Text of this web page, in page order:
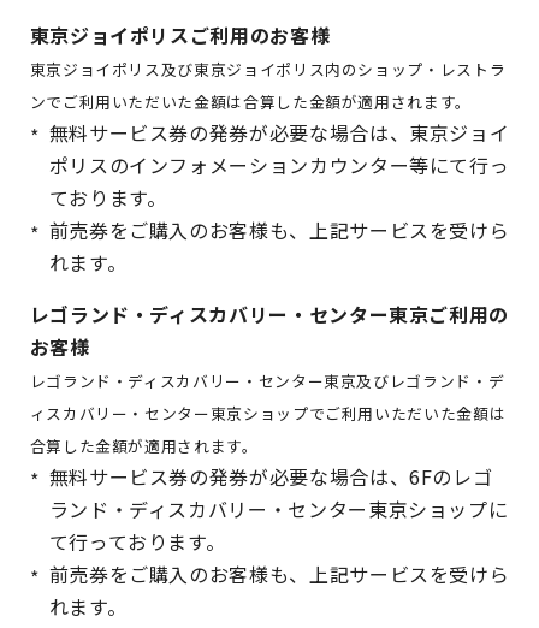
東京ジョイポリスご利用のお客様
東京ジョイポリス及び東京ジョイポリス内のショップ・レストラ
ンでご利用いただいた金額は合算した金額が適用されます。
無料サービス券の発券が必要な場合は、東京ジョイ
ポリスのインフォメーションカウンター等にて行っ
ております。
前売券をご購入のお客様も、上記サービスを受けら
れます。
レゴランド・ディスカバリー・センター東京ご利用の
お客様
レゴランド・ディスカバリー・センター東京及びレゴランド・デ
ィスカバリー・センター東京ショップでご利用いただいた金額は
合算した金額が適用されます。
無料サービス券の発券が必要な場合は、6Fのレゴ
ランド・ディスカバリー・センター東京ショップに
て行っております。
前売券をご購入のお客様も、上記サービスを受けら
れます。